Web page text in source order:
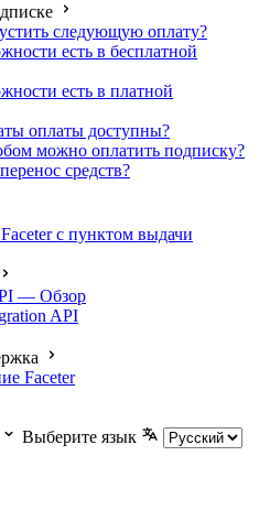
следующую оплату?
есть в бесплатной
есть в платной
оплаты доступны?
можно оплатить подписку?
средств?
с пунктом выдачи
— Обзор
API
Faceter
Выберите язык